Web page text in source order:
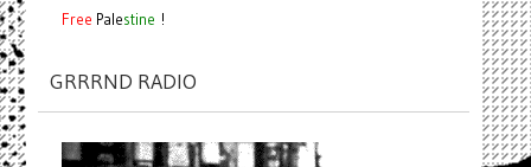
Free Palestine !
GRRRND RADIO